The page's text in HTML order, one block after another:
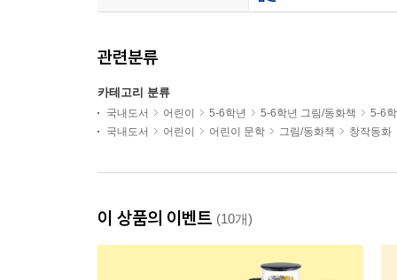
관련분류
카테고리 분류
국내도서 어린이 5-6학년 5-6학년 그림/동화책
5-6
국내도서
어린이 어린이 문학 그림/동화책 창작동화
이 상품의 이벤트 (10개)